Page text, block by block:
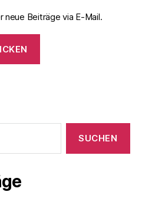
neue Beiträge via E-Mail.